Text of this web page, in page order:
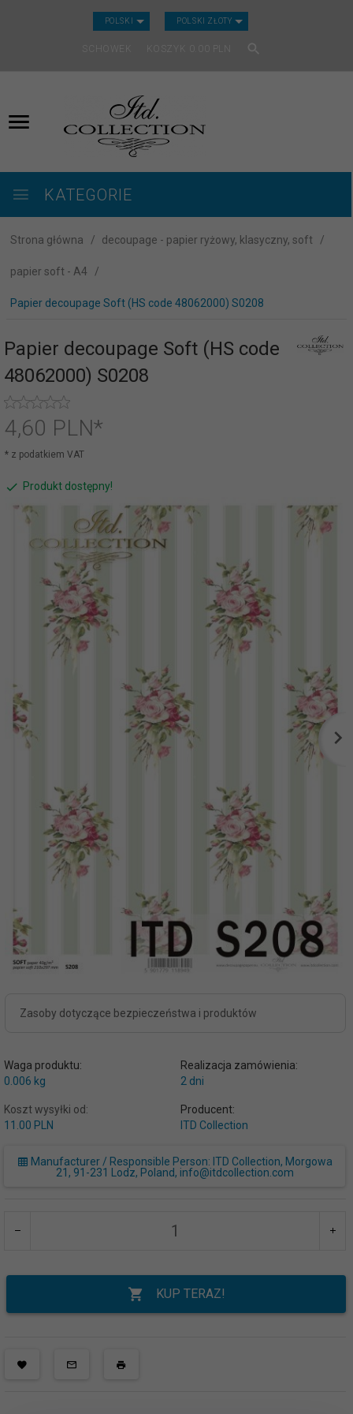
POLSKI CURRENCY_H
POLSKI ZŁOTY
SCHOWEK KOSZYK
KATEGORIE
Strona główna decoupage - papier ryżowy, klasyczny, soft
papier soft - A4
Papier decoupage Soft (HS code 48062000) S0208
Papier decoupage Soft (HS code
48062000) S0208
4,60 PLN*
* z podatkiem VAT
Produkt dostępny!
Zasoby dotyczące bezpieczeństwa i produktów
Waga produktu:
0.006 kg
Realizacja zamówienia:
2 dni
Koszt wysyłki od:
11.00 PLN
Producent:
ITD Collection
Manufacturer / Responsible Person: ITD Collection, Morgowa
21, 91-231 Lodz, Poland, info@itdcollection.com
KUP TERAZ!